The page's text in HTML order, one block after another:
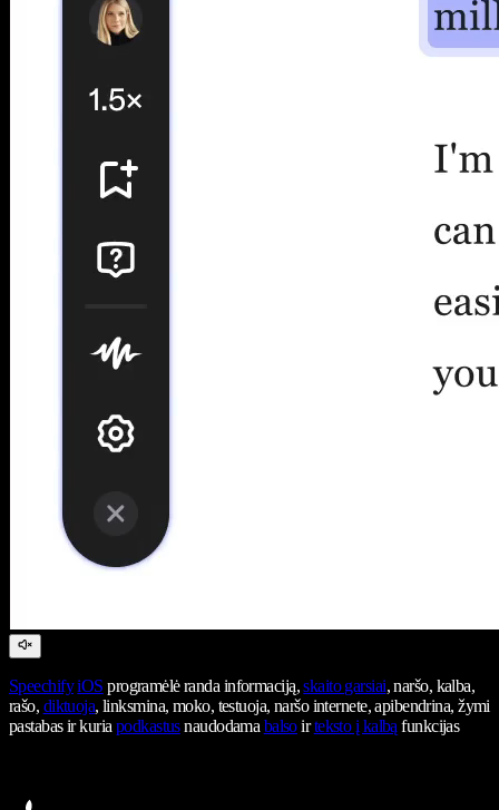
Speechify iOS programėlė randa informaciją,skaito garsiai, naršo, kalba,
rašo, diktuoja, linksmina, moko, testuoja, naršo internete, apibendrina, žymi
pastabas ir kuriapodkastusnaudodamabalsoirteksto į kalbąfunkcijas